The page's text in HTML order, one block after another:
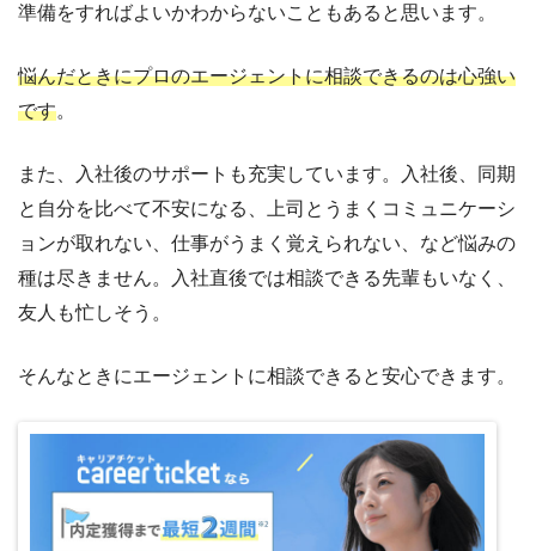
準備をすればよいかわからないこともあると思います。
悩んだときにプロのエージェントに相談できるのは心強い
です。
また、入社後のサポートも充実しています。入社後、同期
と自分を比べて不安になる、上司とうまくコミュニケーシ
ョンが取れない、仕事がうまく覚えられない、など悩みの
種は尽きません。入社直後では相談できる先輩もいなく、
友人も忙しそう。
そんなときにエージェントに相談できると安心できます。